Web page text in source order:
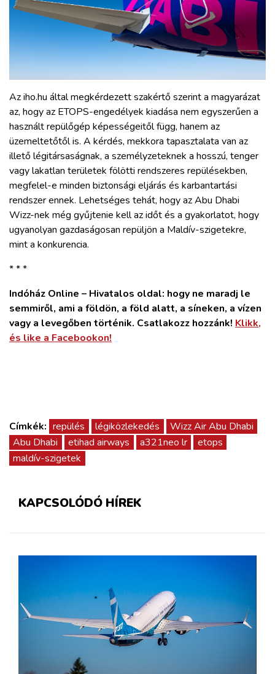
Az iho.hu által megkérdezett szakértő szerint a magyarázat
az, hogy az ETOPS-engedélyek kiadása nem egyszerűen a
használt repülőgép képességeitől függ, hanem az
üzemeltetőtől is. A kérdés, mekkora tapasztalata van az
illető légitársaságnak, a személyzeteknek a hosszú, tenger
vagy lakatlan területek fölötti rendszeres repülésekben,
megfelel-e minden biztonsági eljárás és karbantartási
rendszer ennek. Lehetséges tehát, hogy az Abu Dhabi
Wizz-nek még gyűjtenie kell az időt és a gyakorlatot, hogy
ugyanolyan gazdaságosan repüljön a Maldív-szigetekre,
mint a konkurencia.
* * *
Indóház Online – Hivatalos oldal: hogy ne maradj le
semmiről, ami a földön, a föld alatt, a síneken, a vízen
vagy a levegőben történik. Csatlakozz hozzánk! Klikk,
és like a Facebookon!
Címkék: repülés légiközlekedés
Wizz Air Abu Dhabi
Abu Dhabi
etihad airways a321neo lr
etops
maldív-szigetek
KAPCSOLÓDÓ HÍREK